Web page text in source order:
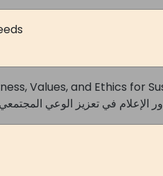
Values, and Ethics for
الإعلام في تعزيز الوعي